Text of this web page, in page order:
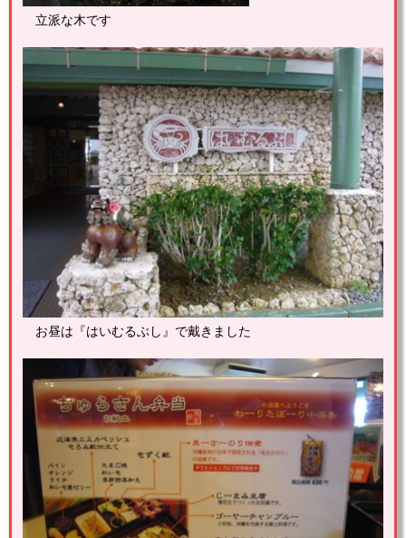
立派な木です
お昼は『はいむるぶし』で戴きました